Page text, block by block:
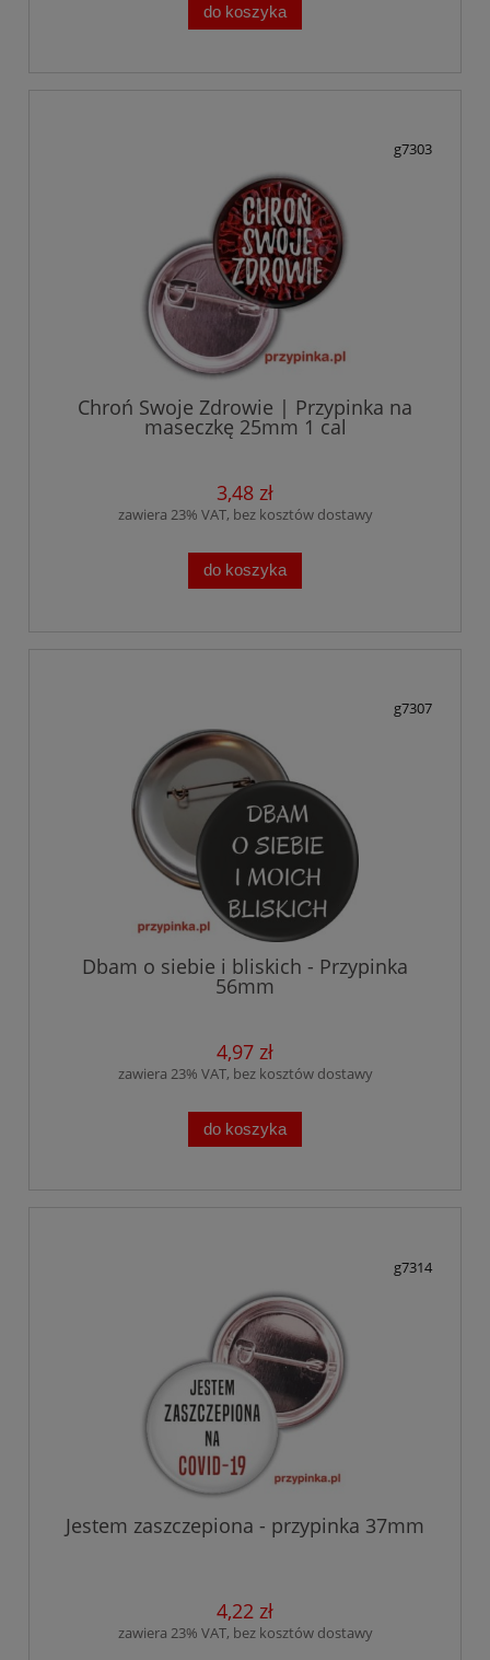
do koszyka
g7303
Chroń Swoje Zdrowie | Przypinka na
maseczkę 25mm 1 cal
3,48 zł
zawiera 23% VAT, bez kosztów dostawy
do koszyka
g7307
Dbam o siebie i bliskich - Przypinka
56mm
4,97 zł
zawiera 23% VAT, bez kosztów dostawy
do koszyka
g7314
Jestem zaszczepiona - przypinka 37mm
4,22 zł
zawiera 23% VAT, bez kosztów dostawy